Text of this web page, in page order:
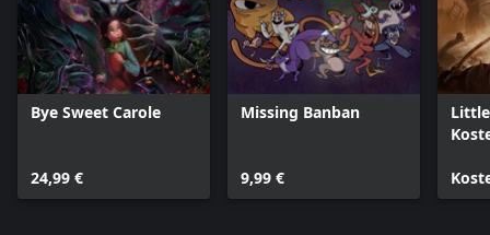
Bye Sweet Carole
24,99 €
Missing Banban
9,99 €